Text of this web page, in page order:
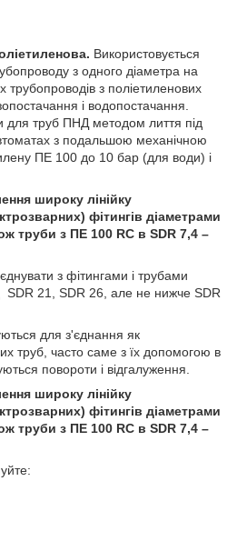
Використовується
з одного діаметра на
трубопроводів з поліетиленових
і водопостачання.
для труб ПНД методом лиття під
з подальшою механічною
ПE 100 до 10 бар (для води) і
широку лінійку
фітингів діаметрами
труби з ПE 100 RC в SDR 7,4 –
з фітингами і трубами
SDR 21, SDR 26, але не нижче SDR
для з'єднання як
труб, часто саме з їх допомогою в
повороти і відгалуження.
широку лінійку
фітингів діаметрами
труби з ПE 100 RC в SDR 7,4 –